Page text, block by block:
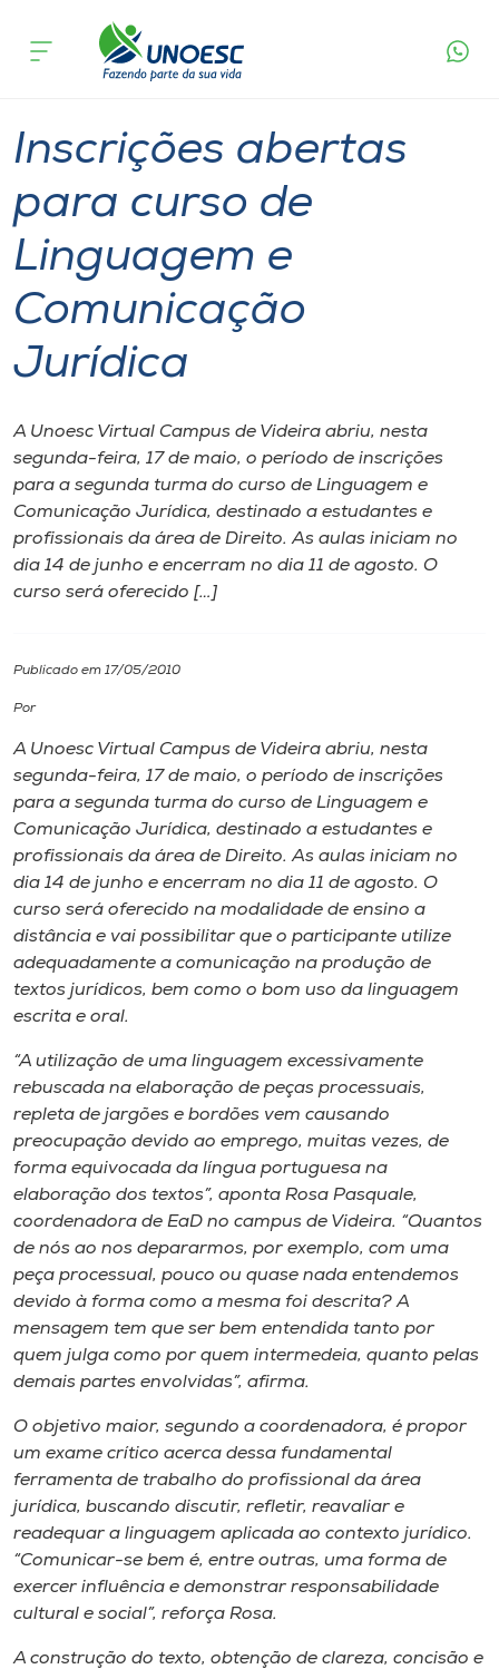
Cursos
Atendimento ao Estudante
Portal de Ensino
Internacionalização
I.nova
Cultura
CPA
Biblioteca
Editora
Rádio
Museu
Unoesc
Store
Selecione
o idioma
A+
A-
acontece
Inscrições abertas
para curso de
Linguagem e
Comunicação
Jurídica
A Unoesc Virtual Campus de Videira abriu, nesta
segunda-feira, 17 de maio, o período de inscrições
para a segunda turma do curso de Linguagem e
Comunicação Jurídica, destinado a estudantes e
profissionais da área de Direito. As aulas iniciam no
dia 14 de junho e encerram no dia 11 de agosto. O
curso será oferecido […]
Publicado em 17/05/2010
Por
A Unoesc Virtual Campus de Videira abriu, nesta
segunda-feira, 17 de maio, o período de inscrições
para a segunda turma do curso de Linguagem e
Comunicação Jurídica, destinado a estudantes e
profissionais da área de Direito. As aulas iniciam no
dia 14 de junho e encerram no dia 11 de agosto. O
curso será oferecido na modalidade de ensino a
distância e vai possibilitar que o participante utilize
adequadamente a comunicação na produção de
textos jurídicos, bem como o bom uso da linguagem
escrita e oral.
“A utilização de uma linguagem excessivamente
rebuscada na elaboração de peças processuais,
repleta de jargões e bordões vem causando
preocupação devido ao emprego, muitas vezes, de
forma equivocada da língua portuguesa na
elaboração dos textos”, aponta Rosa Pasquale,
coordenadora de EaD no campus de Videira. “Quantos
de nós ao nos depararmos, por exemplo, com uma
peça processual, pouco ou quase nada entendemos
devido à forma como a mesma foi descrita? A
mensagem tem que ser bem entendida tanto por
quem julga como por quem intermedeia, quanto pelas
demais partes envolvidas”, afirma.
O objetivo maior, segundo a coordenadora, é propor
um exame crítico acerca dessa fundamental
ferramenta de trabalho do profissional da área
jurídica, buscando discutir, refletir, reavaliar e
readequar a linguagem aplicada ao contexto jurídico.
“Comunicar-se bem é, entre outras, uma forma de
exercer influência e demonstrar responsabilidade
cultural e social”, reforça Rosa.
A construção do texto, obtenção de clareza, concisão e